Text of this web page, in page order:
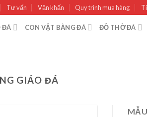
Tư vấn Văn khấn Quy trình mua hàng
ĐÁ CON VẬT BẰNG ĐÁ ĐỒ THỜ ĐÁ
GIÁO ĐÁ